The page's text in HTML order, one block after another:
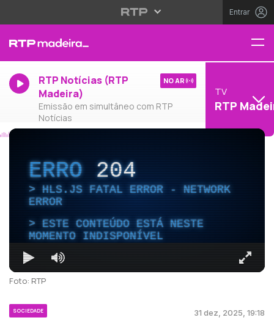
Entrar
RTP Notícias (RTP
Madeira)
Emissão em simultâneo com RTP
Notícias
NO AR
TV
RTP
ERRO204
HLS.JS FATAL ERROR - NETWORK
ERROR
ESTE CONTEÚDO ESTÁ NESTE
MOMENTO INDISPONÍVEL
Foto: RTP
SOCIEDADE 31 dez, 2025, 19:18